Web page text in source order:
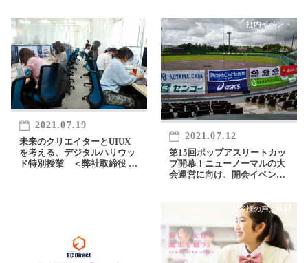
社内イベント
2021.07.19
未来のクリエイターとUIUX
を考える、デジタルハリウッ
ド特別授業 ＜弊社取締役 ミ
社内イベント
2021.07.12
第15回ポップアスリートカッ
プ開幕！ニューノーマルの大
会運営に向け、開会イベント
お客様の声／取材